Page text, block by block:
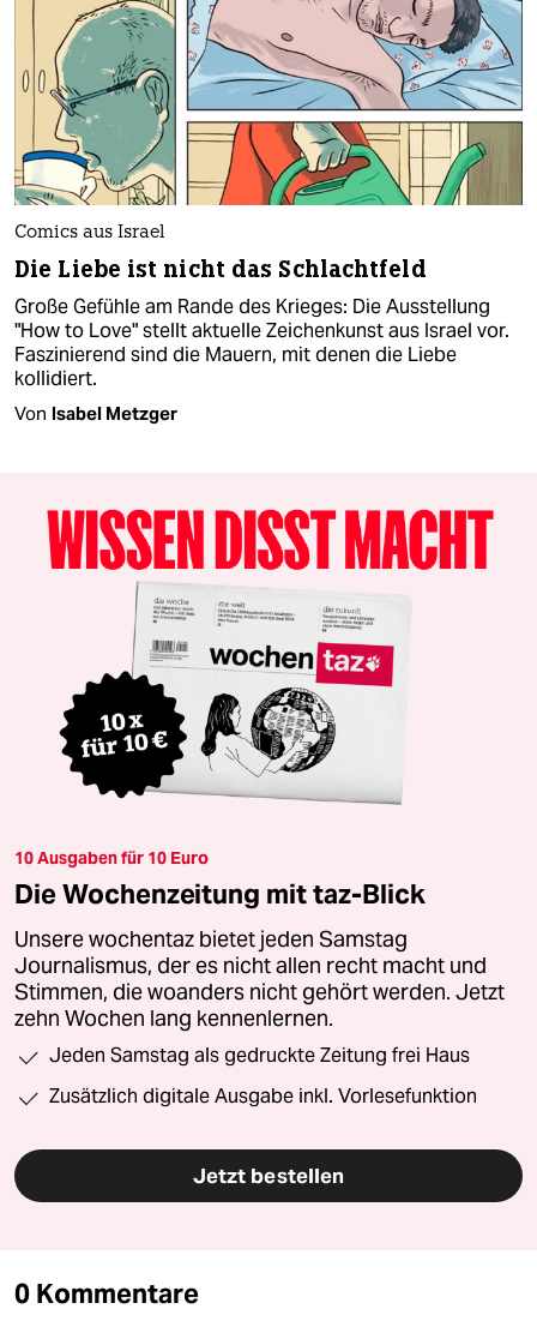
Comics aus Israel
Die Liebe ist nicht das Schlachtfeld
Große Gefühle am Rande des Krieges: Die Ausstellung
"How to Love" stellt aktuelle Zeichenkunst aus Israel vor.
Faszinierend sind die Mauern, mit denen die Liebe
kollidiert.
Von Isabel Metzger
10 Ausgaben für 10 Euro
Die Wochenzeitung mit taz-Blick
Unsere wochentaz bietet jeden Samstag
Journalismus, der es nicht allen recht macht und
Stimmen, die woanders nicht gehört werden. Jetzt
zehn Wochen lang kennenlernen.
Jeden Samstag als gedruckte Zeitung frei Haus
Zusätzlich digitale Ausgabe inkl. Vorlesefunktion
Jetzt bestellen
0 Kommentare